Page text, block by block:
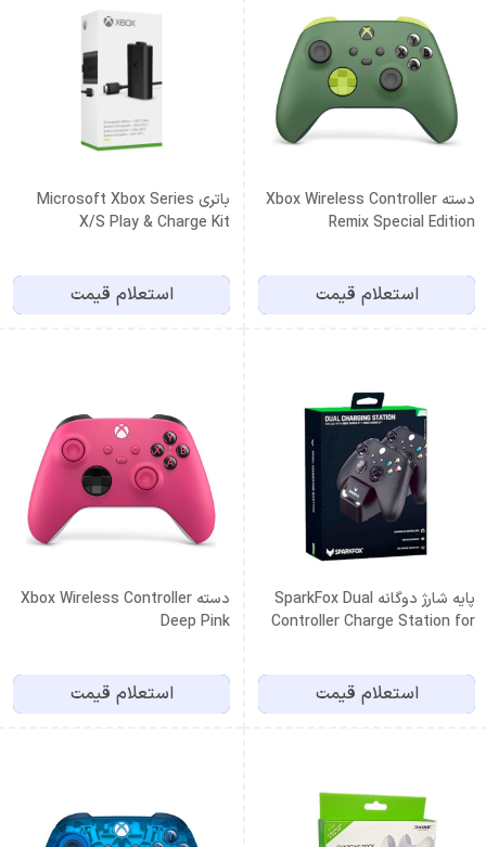
دسته Xbox Wireless Controller
Remix Special Edition
استعلام قیمت
باتری Microsoft Xbox Series
X/S Play & Charge Kit
استعلام قیمت
پایه شارژ دوگانه SparkFox Dual
Controller Charge Station for
استعلام قیمت
دسته Xbox Wireless Controller
Deep Pink
استعلام قیمت